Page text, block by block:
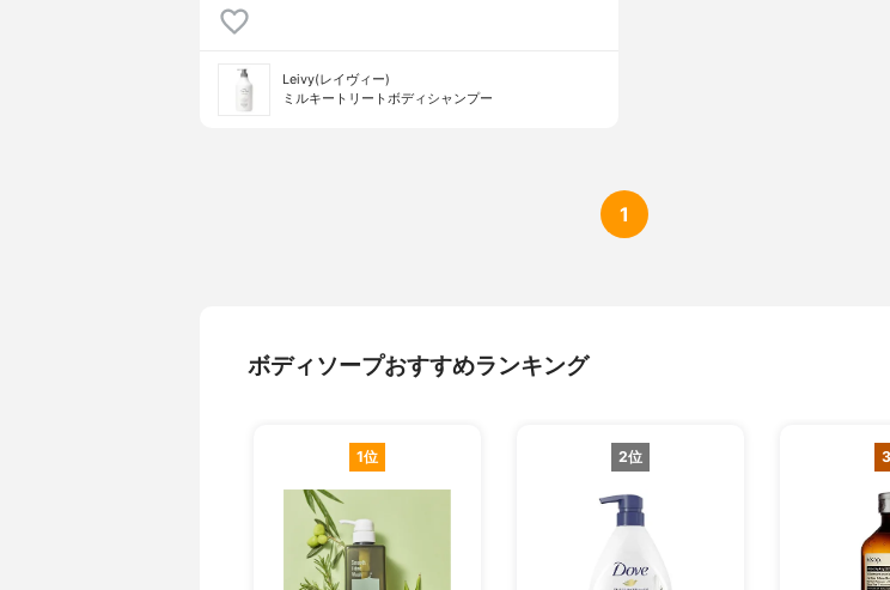
Leivy(レイヴィー)
ミルキートリートボディシャンプー
1
ボディソープおすすめランキング
1位 2位